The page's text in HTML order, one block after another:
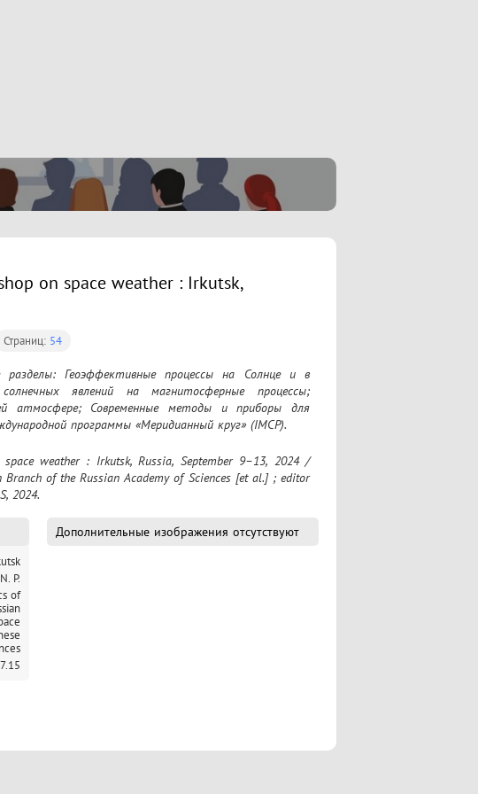
on space weather : Irkutsk,
Страниц: 54
Геоэффективные процессы на Солнце и в
явлений на магнитосферные процессы;
атмосфере; Современные методы и приборы для
программы «Меридианный круг» (IMCP).
of the Russian Academy of Sciences [et al.] ; editor
2024.
P.
of
Дополнительные изображения отсутствуют